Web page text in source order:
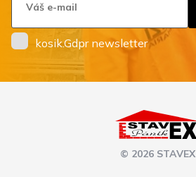
kosik.Gdpr newsletter
© 2026 STAVEX